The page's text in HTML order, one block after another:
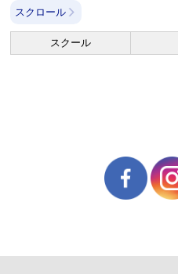
スクロール
スクール